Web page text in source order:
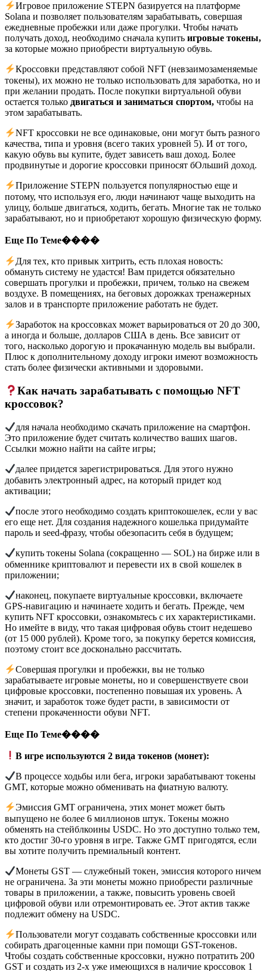
Игровое приложение STEPN базируется на платформе
Solana и позволяет пользователям зарабатывать, совершая
ежедневные пробежки или даже прогулки. Чтобы начать
получать доход, необходимо сначала купить игровые токены,
за которые можно приобрести виртуальную обувь.
Кроссовки представляют собой NFT (невзаимозаменяемые
токены), их можно не только использовать для заработка, но и
при желании продать. После покупки виртуальной обуви
остается только двигаться и заниматься спортом, чтобы на
этом зарабатывать.
NFT кроссовки не все одинаковые, они могут быть разного
качества, типа и уровня (всего таких уровней 5). И от того,
какую обувь вы купите, будет зависеть ваш доход. Более
продвинутые и дорогие кроссовки приносят бОльший доход.
Приложение STEPN пользуется популярностью еще и
потому, что используя его, люди начинают чаще выходить на
улицу, больше двигаться, ходить, бегать. Многие так не только
зарабатывают, но и приобретают хорошую физическую форму.
Еще По Теме����
Для тех, кто привык хитрить, есть плохая новость:
обмануть систему не удастся! Вам придется обязательно
совершать прогулки и пробежки, причем, только на свежем
воздухе. В помещениях, на беговых дорожках тренажерных
залов и в транспорте приложение работать не будет.
Заработок на кроссовках может варьироваться от 20 до 300,
а иногда и больше, долларов США в день. Все зависит от
того, насколько дорогую и прокачанную модель вы выбрали.
Плюс к дополнительному доходу игроки имеют возможность
стать более физически активными и здоровыми.
Как начать зарабатывать с помощью NFT
кроссовок?
для начала необходимо скачать приложение на смартфон.
Это приложение будет считать количество ваших шагов.
Ссылки можно найти на сайте игры;
далее придется зарегистрироваться. Для этого нужно
добавить электронный адрес, на который придет код
активации;
после этого необходимо создать криптокошелек, если у вас
его еще нет. Для создания надежного кошелька придумайте
пароль и seed-фразу, чтобы обезопасить себя в будущем;
купить токены Solana (сокращенно — SOL) на бирже или в
обменнике криптовалют и перевести их в свой кошелек в
приложении;
наконец, покупаете виртуальные кроссовки, включаете
GPS-навигацию и начинаете ходить и бегать. Прежде, чем
купить NFT кроссовки, ознакомьтесь с их характеристиками.
Но имейте в виду, что такая цифровая обувь стоит недешево
(от 15 000 рублей). Кроме того, за покупку берется комиссия,
поэтому стоит все досконально рассчитать.
Совершая прогулки и пробежки, вы не только
зарабатываете игровые монеты, но и совершенствуете свои
цифровые кроссовки, постепенно повышая их уровень. А
значит, и заработок тоже будет расти, в зависимости от
степени прокаченности обуви NFT.
Еще По Теме����
В игре используются 2 вида токенов (монет):
В процессе ходьбы или бега, игроки зарабатывают токены
GMT, которые можно обменивать на фиатную валюту.
Эмиссия GMT ограничена, этих монет может быть
выпущено не более 6 миллионов штук. Токены можно
обменять на стейблкоины USDC. Но это доступно только тем,
кто достиг 30-го уровня в игре. Также GMT пригодятся, если
вы хотите получить премиальный контент.
Монеты GST — служебный токен, эмиссия которого ничем
не ограничена. За эти монеты можно приобрести различные
товары в приложении, а также, повысить уровень своей
цифровой обуви или отремонтировать ее. Этот актив также
подлежит обмену на USDC.
Пользователи могут создавать собственные кроссовки или
собирать драгоценные камни при помощи GST-токенов.
Чтобы создать собственные кроссовки, нужно потратить 200
GST и создать из 2-х уже имеющихся в наличие кроссовок 1